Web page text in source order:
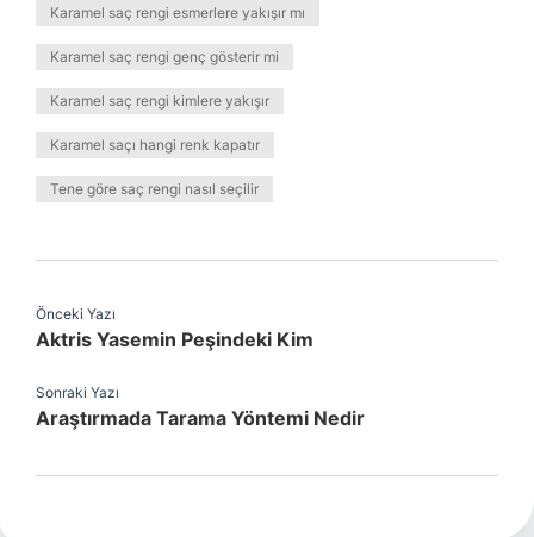
Karamel saç rengi esmerlere yakışır mı
Karamel saç rengi genç gösterir mi
Karamel saç rengi kimlere yakışır
Karamel saçı hangi renk kapatır
Tene göre saç rengi nasıl seçilir
Önceki Yazı
Aktris Yasemin Peşindeki Kim
Sonraki Yazı
Araştırmada Tarama Yöntemi Nedir